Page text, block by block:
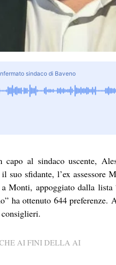
sindaco di Baveno
al sindaco uscente,
suo sfidante, l’ex assessore
Monti, appoggiato dalla lista
ha ottenuto 644
AI FINI DELLA AI